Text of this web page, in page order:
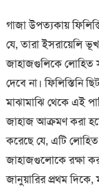
গাজা উপত্যকায়
যে, তারা ইসরায়েলি
জাহাজগুলিকে লোহিত
দেবে না। ফিলিস্তিনি
মাঝামাঝি থেকে এই
জাহাজ আক্রমণ করা
করেছে যে, এটি লোহিত
জাহাজগুলোকে রক্ষা
জানুয়ারির প্রথম দিকে,